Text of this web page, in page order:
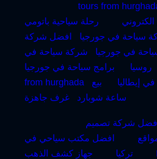
tours from
رحلة سياحية باتومي
سياحة في جورجيا
افضل شركة
في جورجيا
شركة سياحة في
روسيا
برامج سياحة في جورجيا
from hurghada
إيطاليا
بيع
ساعة شوبارد
غرف جاهزة
شركة تصميم
افضل مكتب سياحي في
تركيا
جهاز كشف الذهب